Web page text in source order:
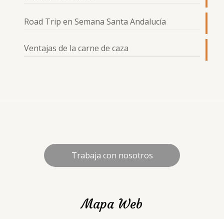
Road Trip en Semana Santa Andalucía
Ventajas de la carne de caza
Trabaja con nosotros
Mapa Web